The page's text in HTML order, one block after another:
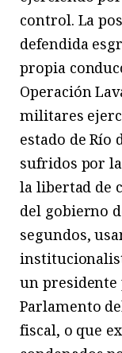
control. La
defendida
propia
Operación
militares
estado de Río
sufridos por
la libertad de
del gobierno
segundos,
un presidente
Parlamento
fiscal, o que